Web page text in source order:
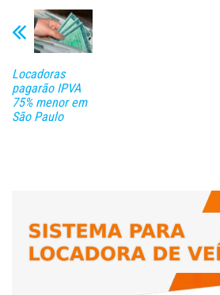
Locadoras
pagarão IPVA
75% menor em
São Paulo